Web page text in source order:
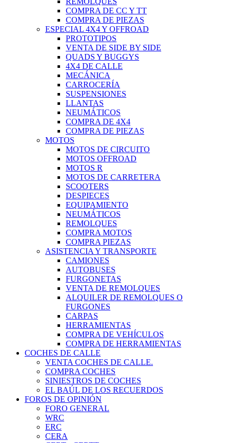
COMPRA DE CC Y TT
COMPRA DE PIEZAS
ESPECIAL 4X4 Y OFFROAD
PROTOTIPOS
VENTA DE SIDE BY SIDE
QUADS Y BUGGYS
4X4 DE CALLE
MECÁNICA
CARROCERÍA
SUSPENSIONES
LLANTAS
NEUMÁTICOS
COMPRA DE 4X4
COMPRA DE PIEZAS
MOTOS
MOTOS DE CIRCUITO
MOTOS OFFROAD
MOTOS R
MOTOS DE CARRETERA
SCOOTERS
DESPIECES
EQUIPAMIENTO
NEUMÁTICOS
REMOLQUES
COMPRA MOTOS
COMPRA PIEZAS
ASISTENCIA Y TRANSPORTE
CAMIONES
AUTOBUSES
FURGONETAS
VENTA DE REMOLQUES
ALQUILER DE REMOLQUES O
FURGONES
CARPAS
HERRAMIENTAS
COMPRA DE VEHÍCULOS
COMPRA DE HERRAMIENTAS
COCHES DE CALLE
VENTA COCHES DE CALLE.
COMPRA COCHES
SINIESTROS DE COCHES
EL BAÚL DE LOS RECUERDOS
FOROS DE OPINIÓN
FORO GENERAL
WRC
ERC
CERA